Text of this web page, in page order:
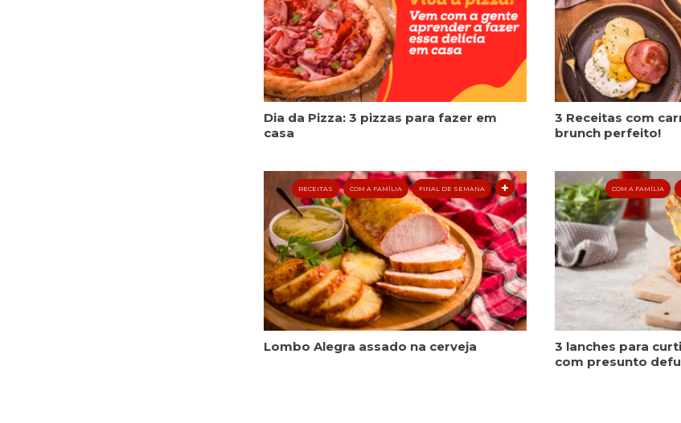
Dia da Pizza: 3 pizzas para fazer em
casa
3 Receitas com
brunch perfeito!
RECEITAS COM A FAMÍLIA FINAL DE SEMANA
Lombo Alegra assado na cerveja
COM A FAMÍLIA
3 lanches para
com presunto